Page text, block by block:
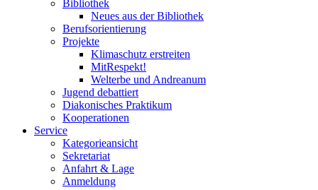
Bibliothek
Neues aus der Bibliothek
Berufsorientierung
Projekte
Klimaschutz erstreiten
MitRespekt!
Welterbe und Andreanum
Jugend debattiert
Diakonisches Praktikum
Kooperationen
Service
Kategorieansicht
Sekretariat
Anfahrt & Lage
Anmeldung